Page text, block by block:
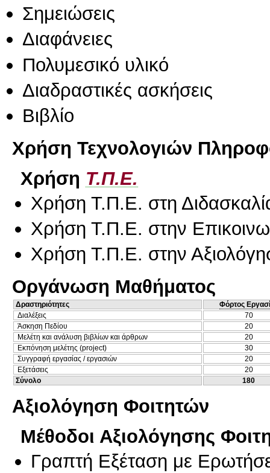
Σημειώσεις
Διαφάνειες
Πολυμεσικό υλικό
Διαδραστικές ασκήσεις
Βιβλίο
Χρήση Τεχνολογιών
Χρήση Τ.Π.Ε.
Χρήση Τ.Π.Ε. στη
Χρήση Τ.Π.Ε. στην
Χρήση Τ.Π.Ε. στην
Οργάνωση Μαθήματος
Δραστηριότητες
Φόρτος
Διαλέξεις
70
Άσκηση Πεδίου
20
Μελέτη και ανάλυση βιβλίων και άρθρων
20
Εκπόνηση μελέτης (project)
30
Συγγραφή εργασίας / εργασιών
20
Εξετάσεις
20
Σύνολο
180
Αξιολόγηση Φοιτητών
Μέθοδοι Αξιολόγησης
Γραπτή Εξέταση με